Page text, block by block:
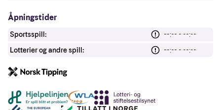
Åpningstider
Sportsspill:
--:-- - --:--
Lotterier og andre spill:
--:-- - --:--
Andre lenker